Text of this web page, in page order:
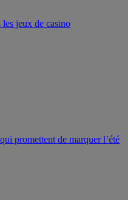
les jeux de casino
promettent de marquer l’été